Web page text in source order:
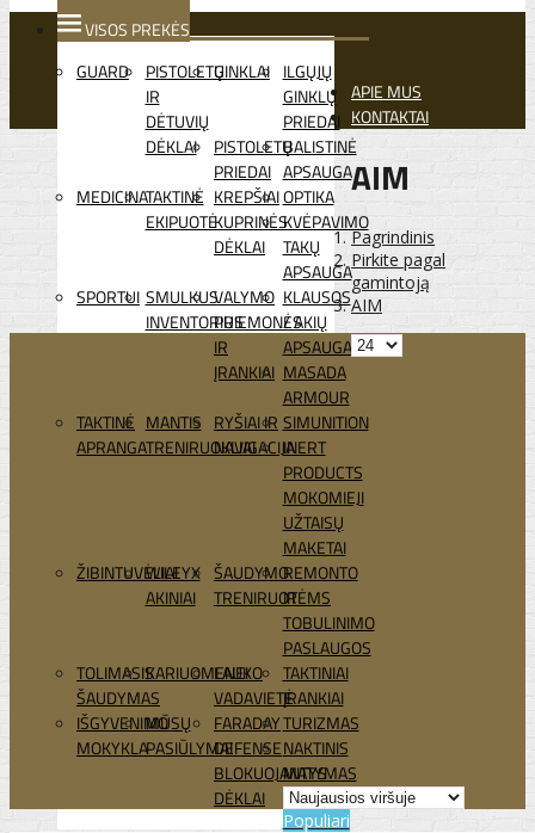
VISOS PREKĖS
GUARD
PISTOLETŲ
IR
DĖTUVIŲ
DĖKLAI
GINKLAI ILGŲJŲ
GINKLŲ
PRIEDAI
PISTOLETŲ
PRIEDAI
BALISTINĖ
APSAUGA
MEDICINATAKTINĖ
EKIPUOTĖ
KREPŠIAI
KUPRINĖS
DĖKLAI
OPTIKA
KVĖPAVIMO
TAKŲ
APSAUGA
SPORTUI SMULKUS
INVENTORIUS
VALYMO
PRIEMONĖS
IR
ĮRANKIAI
KLAUSOS
/ AKIŲ
APSAUGA
MASADA
ARMOUR
TAKTINĖ
APRANGA
MANTIS
TRENIRUOKLIAI
RYŠIAI IR
NAVIGACIJA
SIMUNITION
INERT
PRODUCTS
MOKOMIEJI
UŽTAISŲ
MAKETAI
ŽIBINTUVĖLIAI
WILEYX
AKINIAI
ŠAUDYMO
TRENIRUOTĖMS
REMONTO
IR
TOBULINIMO
PASLAUGOS
TOLIMASIS
ŠAUDYMAS
KARIUOMENEI
LAUKO
VADAVIETĖ
TAKTINIAI
ĮRANKIAI
IŠGYVENIMO
MOKYKLA
MŪSŲ
PASIŪLYMAI
FARADAY
DEFENSE
BLOKUOJANTYS
DĖKLAI
TURIZMAS
NAKTINIS
MATYMAS
APIE MUS
KONTAKTAI
AIM
Pagrindinis
Pirkite pagal
gamintoją
AIM
Populiari